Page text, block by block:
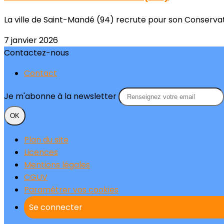
La ville de Saint-Mandé (94) recrute pour son
7 janvier 2026
Contactez-nous
Contact
Je m'abonne à la newsletter
OK
Plan du site
Licences
Mentions légales
CGUV
Paramétrer vos cookies
Se connecter